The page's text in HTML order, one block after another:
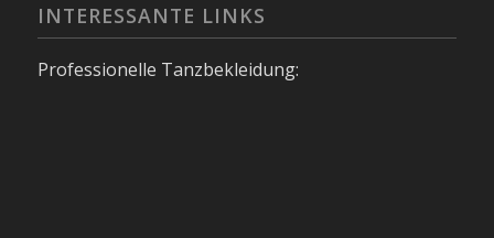
INTERESSANTE LINKS
Professionelle Tanzbekleidung: